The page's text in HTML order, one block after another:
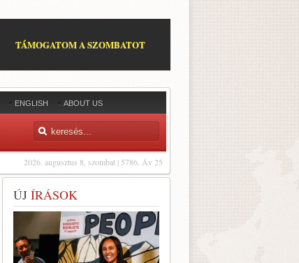
TÁMOGATOM A SZOMBATOT
ENGLISH ABOUT US
2026. augusztus 8, szombat | 5786. Áv 25
ÚJ ÍRÁSOK